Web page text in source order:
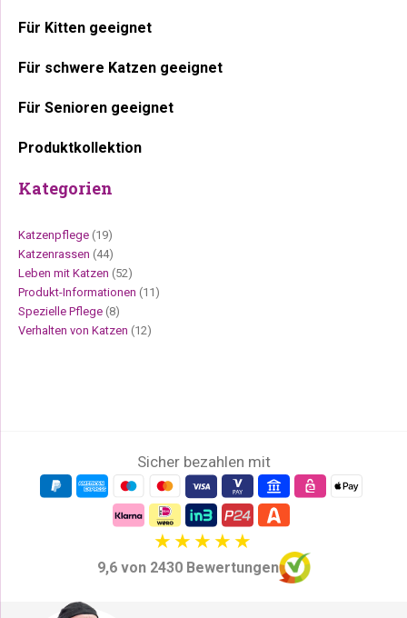
Für Kitten geeignet
Für schwere Katzen geeignet
Für Senioren geeignet
Produktkollektion
Kategorien
Katzenpflege (19)
Katzenrassen (44)
Leben mit Katzen (52)
Produkt-Informationen (11)
Spezielle Pflege (8)
Verhalten von Katzen (12)
Sicher bezahlen mit
9,6 von 2430 Bewertungen